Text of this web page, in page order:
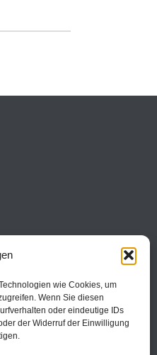
wie Cookies, um
Wenn Sie diesen
oder eindeutige IDs
der Widerruf der Einwilligung